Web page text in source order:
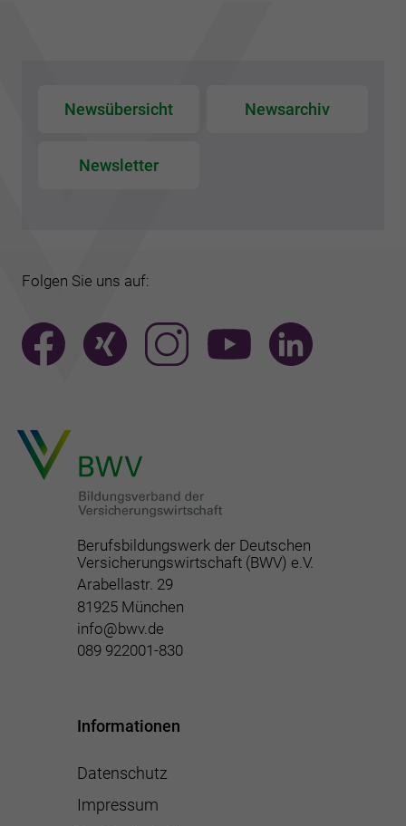
Newsübersicht Newsarchiv
Newsletter
Folgen Sie uns auf:
Berufsbildungswerk der Deutschen
Versicherungswirtschaft (BWV) e.V.
Arabellastr. 29
81925 München
info@bwv.de
089 922001-830
Informationen
Datenschutz
Impressum